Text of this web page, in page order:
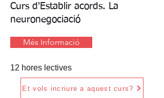
Curs d'Establir acords. La
neuronegociació
Més Informació
12 hores lectives
Et vols incriure a aquest curs?